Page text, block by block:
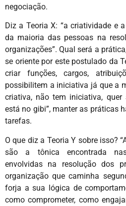
negociação.
Diz a Teoria X: “a criatividade e
da maioria das pessoas na
organizações”. Qual será a
se oriente por este postulado da
criar funções, cargos,
possibilitem a iniciativa já que a
criativa, não tem iniciativa, quer
está no gibi”, manter as práticas
tarefas.
O que diz a Teoria Y sobre isso?
são a tônica encontrada
envolvidas na resolução dos
organização que caminha
forja a sua lógica de
como comprometer, como